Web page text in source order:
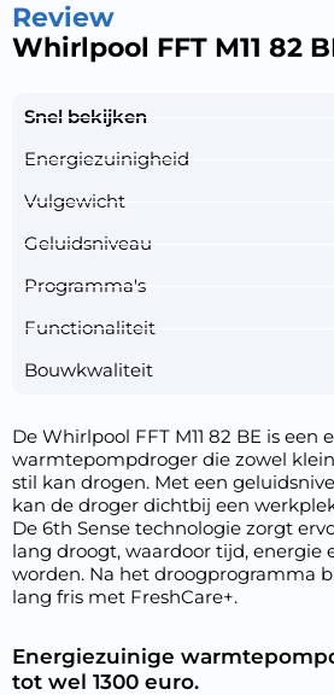
Review
Whirlpool FFT M11 82
Snel bekijken
Energiezuinigheid
Vulgewicht
Geluidsniveau
Programma's
Functionaliteit
Bouwkwaliteit
De Whirlpool FFT M11 82 BE is een
warmtepompdroger die zowel
stil kan drogen. Met een
kan de droger dichtbij een
De 6th Sense technologie zorgt
lang droogt, waardoor tijd, energie
worden. Na het droogprogramma
lang fris met FreshCare+.
Energiezuinige
tot wel 1300 euro.